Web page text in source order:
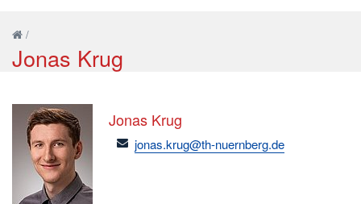
/
Jonas Krug
Jonas Krug
email
jonas.krug@th-nuernberg.de